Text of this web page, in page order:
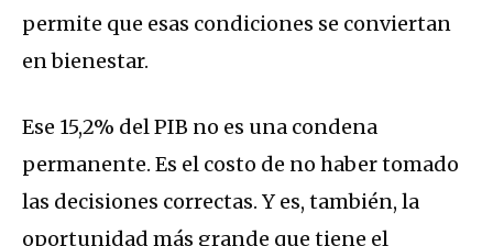
permite que esas condiciones se conviertan
en bienestar.
Ese 15,2% del PIB no es una condena
permanente. Es el costo de no haber tomado
las decisiones correctas. Y es, también, la
oportunidad más grande que tiene el